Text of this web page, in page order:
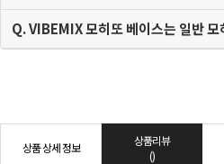
Q. VIBEMIX 모히또 베이스는 일반
상품 상세 정보
상품리뷰
()